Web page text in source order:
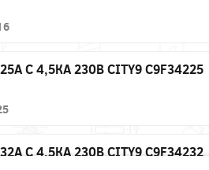
С 4,5КА 230В CITY9 C9F34225
С 4,5КА 230В CITY9 C9F34232